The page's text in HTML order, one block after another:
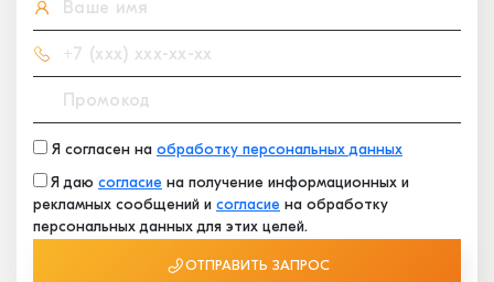
Я согласен на обработку персональных данных
Я даю согласие на получение информационных и
рекламных сообщений и согласие на обработку
персональных данных для этих целей.
ОТПРАВИТЬ ЗАПРОС